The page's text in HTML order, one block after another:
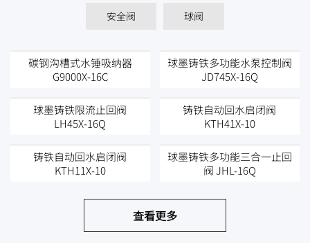
安全阀 球阀
碳钢沟槽式水锤吸纳器
G9000X-16C
球墨铸铁多功能水泵控制阀
JD745X-16Q
球墨铸铁限流止回阀
LH45X-16Q
铸铁自动回水启闭阀
KTH41X-10
铸铁自动回水启闭阀
KTH11X-10
球墨铸铁多功能三合一止回
阀 JHL-16Q
查看更多